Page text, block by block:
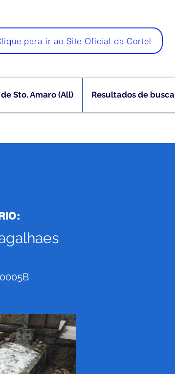
para ir ao Site Oficial da Cortel
Sto. Amaro (All) Resultados de busca